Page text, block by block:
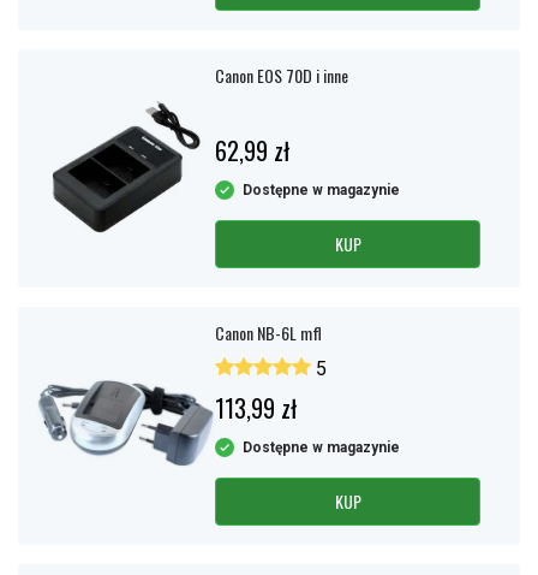
Canon EOS 70D i inne
62,99 zł
Dostępne w magazynie
KUP
Canon NB-6L mfl
5
113,99 zł
Dostępne w magazynie
KUP